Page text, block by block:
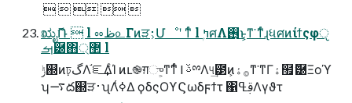
     
ಋೖޮՌ  l ೲظ௨Γͷੜ࢈͕Մೳʹ ͳͬͨ l ߤۭศΛ࢖͏͜ͱ͕ͳ͘ ͳͬͨɻધศͷίϯςφੵ
ࡌ཰΋޲্ l
ݱ஍ͷঢ়گΛ֬ೝ͢ΔͨΊ ͷւ֎ग़ு͕ͳ͘ͳͬͨ l ࢿྉΛ୳͢౳ͷ࡞ۀ͕ͳ͘ ͳΓۀ຿ޮ཰Ξοϓ
ʮ࠷ద஍ੜ࢈ʯΛߦ͑Δ ϙδςΟϒϚωδϝϯτ ΁ࢥߟΛγϑτ